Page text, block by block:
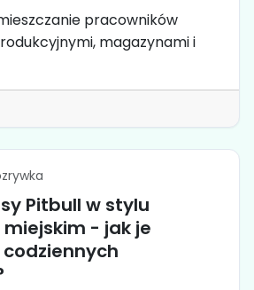
pracowników
magazynami i
Pitbull w stylu
- jak je